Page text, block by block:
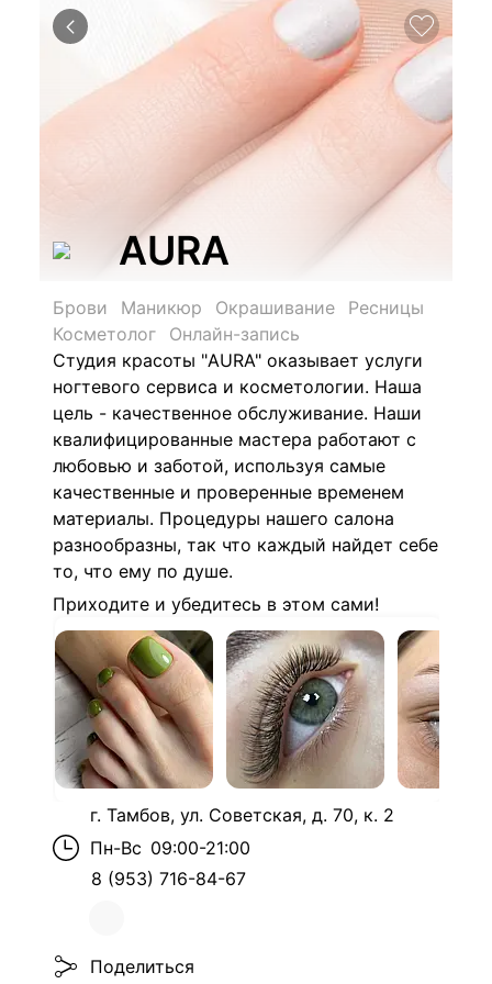
AURA
Брови Маникюр Окрашивание
Ресницы
Косметолог
Онлайн-запись
Студия красоты "AURA" оказывает услуги
ногтевого сервиса и косметологии. Наша
цель - качественное обслуживание. Наши
квалифицированные мастера работают с
любовью и заботой, используя самые
качественные и проверенные временем
материалы. Процедуры нашего салона
разнообразны, так что каждый найдет себе
то, что ему по душе.
Приходите и убедитесь в этом сами!
г. Тамбов, ул. Советская, д. 70, к. 2
Пн-Вс 09:00-21:00
8 (953) 716-84-67
Поделиться